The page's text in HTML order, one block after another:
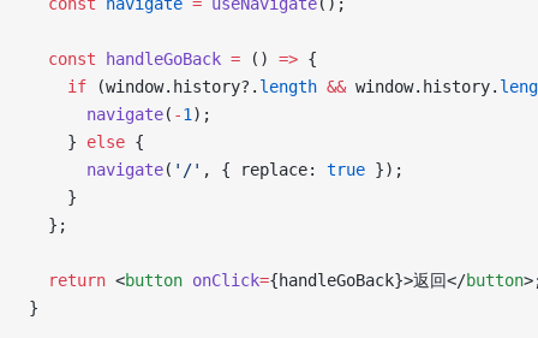
  const
handleGoBack = () => {
    if
(window.history?. length && window.history.
      navigate
( -1 );
    }
else {
      navigate
( '/' , { replace: true });
    }
  };
  return
<button onClick={handleGoBack}>返回</button
}